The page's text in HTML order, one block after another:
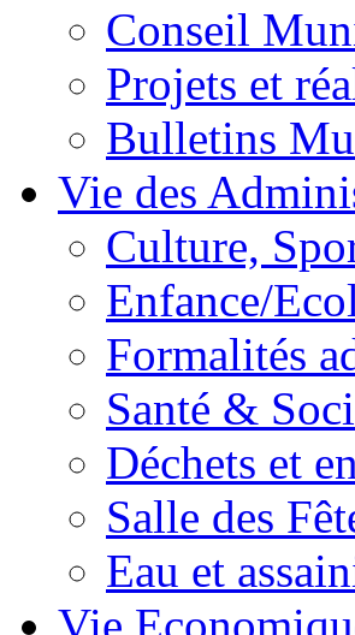
Conseil
Projets et
Bulletins
Vie des
Culture,
Enfance/
Formalités
Santé &
Déchets et
Salle des
Eau et